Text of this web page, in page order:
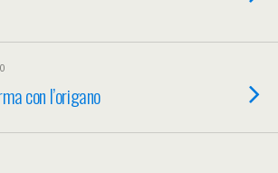
con l’origano